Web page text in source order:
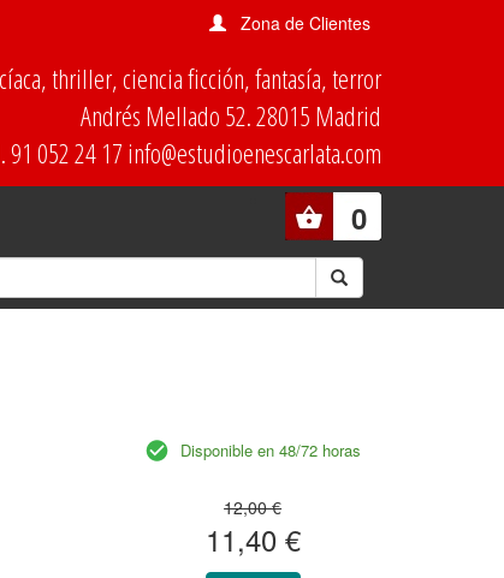
Zona de Clientes
thriller, ciencia ficción, fantasía, terror
Andrés Mellado 52. 28015 Madrid
91 052 24 17 info@estudioenescarlata.com
0
Disponible en 48/72 horas
12,00 €
11,40 €